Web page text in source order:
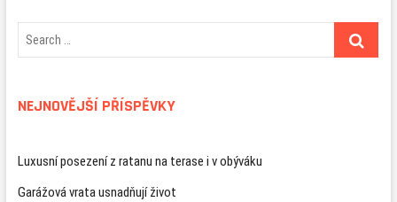
NEJNOVĚJŠÍ PŘÍSPĚVKY
Luxusní posezení z ratanu na terase i v obýváku
Garážová vrata usnadňují život